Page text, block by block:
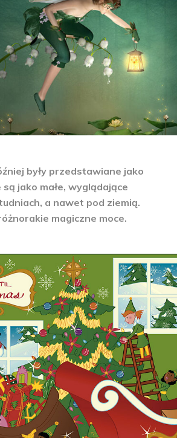
były przedstawiane jako
jako małe, wyglądające
a nawet pod ziemią.
magiczne moce.